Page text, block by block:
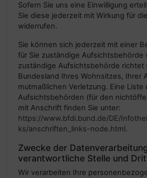
Sofern Sie uns eine Einwilligung
Sie diese jederzeit mit Wirkung für
widerrufen.
Sie können sich jederzeit mit einer
für Sie zuständige Aufsichtsbehörde
zuständige Aufsichtsbehörde richtet
Bundesland Ihres Wohnsitzes, Ihrer
mutmaßlichen Verletzung. Eine Liste
Aufsichtsbehörden (für den
mit Anschrift finden Sie unter:
https://www.bfdi.bund.de/DE/
ks/anschriften_links-node.html.
Zwecke der
verantwortliche Stelle und
Wir verarbeiten Ihre